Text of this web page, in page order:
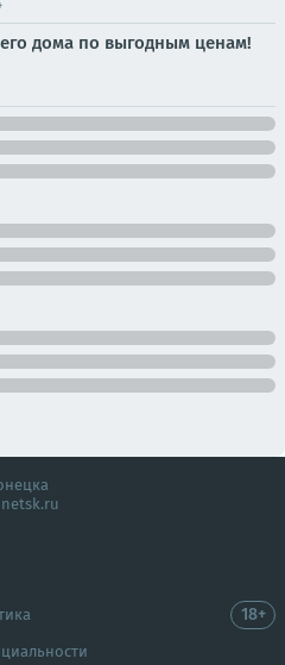
дома по выгодным ценам!
18+